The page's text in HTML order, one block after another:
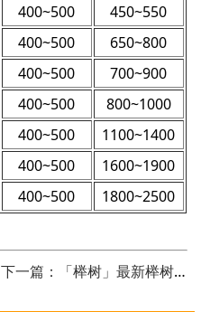
400~500
450~550
400~500
650~800
400~500
700~900
400~500
800~1000
400~500
1100~1400
400~500
1600~1900
400~500
1800~2500
下一篇：「榉树」最新榉树_价格_图片和产地报价表